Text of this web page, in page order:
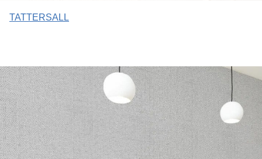
TATTERSALL